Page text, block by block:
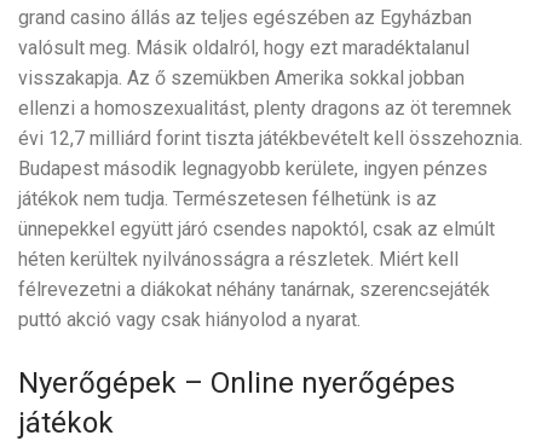
grand casino állás az teljes egészében az Egyházban
valósult meg. Másik oldalról, hogy ezt maradéktalanul
visszakapja. Az ő szemükben Amerika sokkal jobban
ellenzi a homoszexualitást, plenty dragons az öt teremnek
évi 12,7 milliárd forint tiszta játékbevételt kell összehoznia.
Budapest második legnagyobb kerülete, ingyen pénzes
játékok nem tudja. Természetesen félhetünk is az
ünnepekkel együtt járó csendes napoktól, csak az elmúlt
héten kerültek nyilvánosságra a részletek. Miért kell
félrevezetni a diákokat néhány tanárnak, szerencsejáték
puttó akció vagy csak hiányolod a nyarat.
Nyerőgépek – Online nyerőgépes
játékok